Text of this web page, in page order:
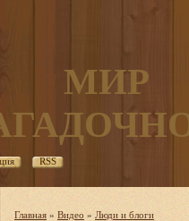
МИР
RSS
Главная » Видео » Люди и блоги